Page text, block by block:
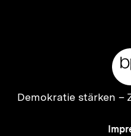
Zur
Demokratie stärken –